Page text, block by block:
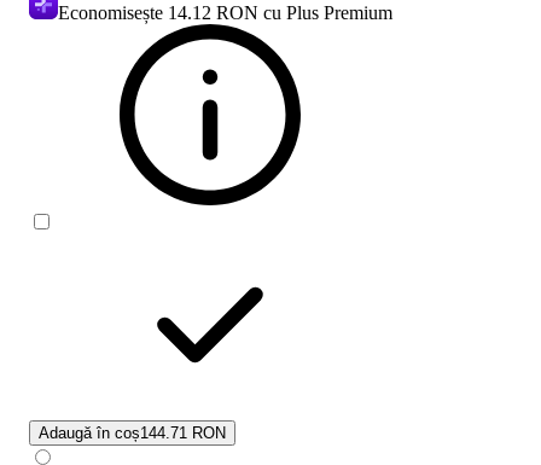
Economisește 14.12 RON cu Plus Premium
Adaugă în coș144.71 RON